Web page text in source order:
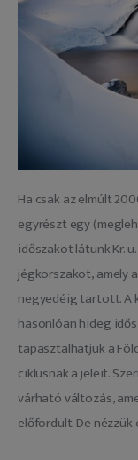
Ha csak az elmúlt
egyrészt egy
időszakot látunk Kr.
jégkorszakot, amely
negyedéig tartott. A
hasonlóan hideg
tapasztalhatjuk a
ciklusnak a jeleit.
várható változás,
előfordult. De